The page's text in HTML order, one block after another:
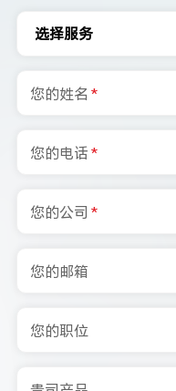
选择服务
您的姓名 *
您的电话*
您的公司 *
您的邮箱
您的职位